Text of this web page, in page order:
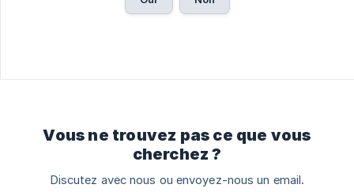
Vous ne trouvez pas ce que vous
cherchez ?
Discutez avec nous ou envoyez-nous un email.